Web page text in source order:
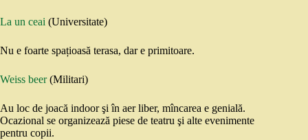
La un ceai (Universitate)
Nu e foarte spațioasă terasa, dar e primitoare.
Weiss beer(Militari)
Au loc de joacă indoor şi în aer liber, mîncarea e genială.
Ocazional se organizează piese de teatru şi alte evenimente
pentru copii.